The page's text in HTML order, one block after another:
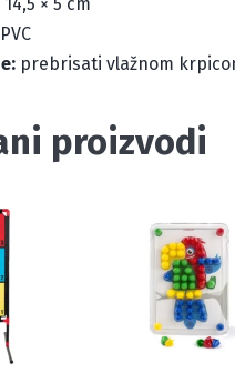
14,5 × 5 cm
PVC
prebrisati vlažnom
proizvodi